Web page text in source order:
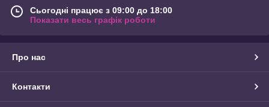
Сьогодні працює з 09:00 до 18:00
Показати весь графік роботи
Про нас
Контакти